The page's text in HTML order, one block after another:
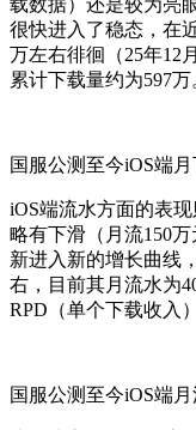
很快进入了稳态，在
万左右徘徊（25年12
累计下载量约为597万
国服公测至今iOS端
iOS端流水方面的表
略有下滑（月流150
新进入新的增长曲线
右，目前其月流水为
RPD（单个下载收入
国服公测至今iOS端